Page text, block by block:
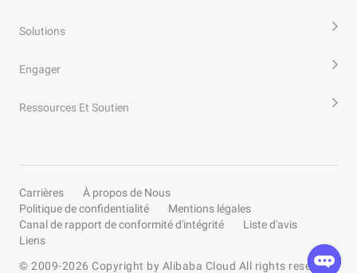
Solutions
Engager
Ressources Et Soutien
Carrières
À propos de Nous
Politique de confidentialité
Mentions légales
Canal de rapport de conformité d'intégrité
Liste d'avis
Liens
© 2009-2026 Copyright by Alibaba Cloud All rights reserved